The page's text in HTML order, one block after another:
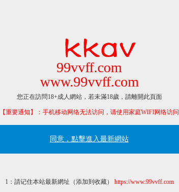
99vvff.com
www.99vvff.com
您正在訪問18+成人網站，若未滿18歲，請離開此頁面
【重要通知】：手机移动网络无法访问，请使用家庭WIFI网络访问
同意，點擊進入最新網站
1：請记住本站最新網址（添加到收藏） https://www.99vvff.com